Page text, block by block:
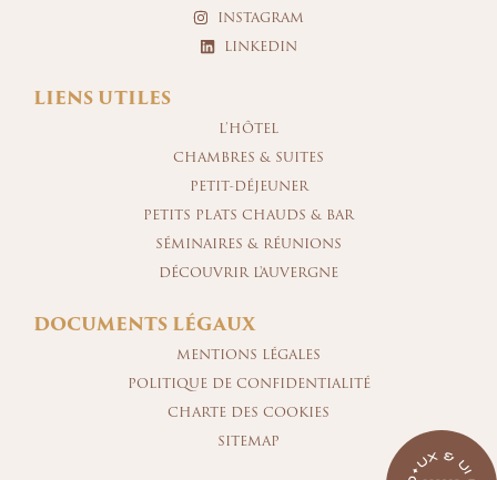
INSTAGRAM
LINKEDIN
LIENS UTILES
L’HÔTEL
CHAMBRES & SUITES
PETIT-DÉJEUNER
PETITS PLATS CHAUDS & BAR
SÉMINAIRES & RÉUNIONS
DÉCOUVRIR L'AUVERGNE
DOCUMENTS LÉGAUX
MENTIONS LÉGALES
POLITIQUE DE CONFIDENTIALITÉ
CHARTE DES COOKIES
SITEMAP